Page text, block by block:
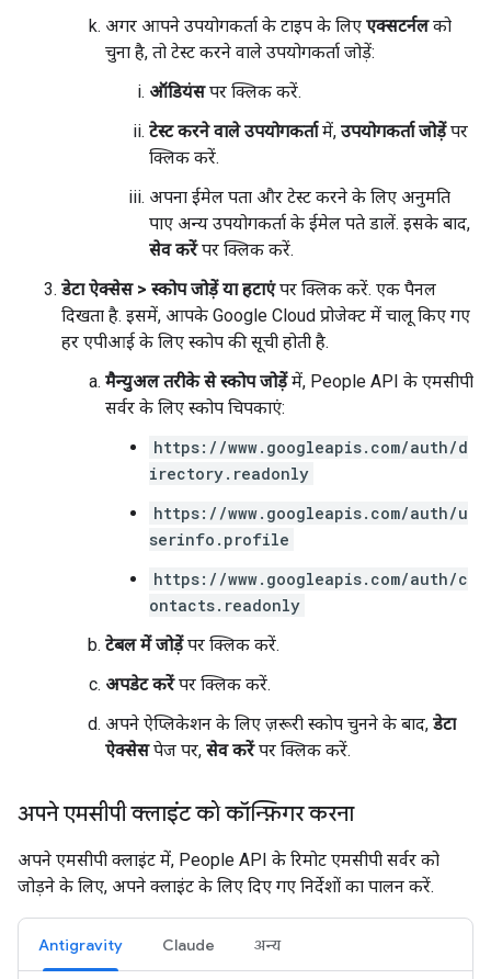
अगर आपने उपयोगकर्ता के टाइप के लिए एक्सटर्नलको
चुना है, तो टेस्ट करने वाले उपयोगकर्ता जोड़ें:
ऑडियंसपर क्लिक करें.
टेस्ट करने वाले उपयोगकर्तामें, उपयोगकर्ता जोड़ेंपर
क्लिक करें.
अपना ईमेल पता और टेस्ट करने के लिए अनुमति
पाए अन्य उपयोगकर्ता के ईमेल पते डालें. इसके बाद,
सेव करेंपर क्लिक करें.
डेटा ऐक्सेस > स्कोप जोड़ें या हटाएंपर क्लिक करें. एक पैनल
दिखता है. इसमें, आपके Google Cloud प्रोजेक्ट में चालू किए गए
हर एपीआई के लिए स्कोप की सूची होती है.
मैन्युअल तरीके से स्कोप जोड़ेंमें, People API के एमसीपी
सर्वर के लिए स्कोप चिपकाएं:
https://www.googleapis.com/auth/d
irectory.readonly
https://www.googleapis.com/auth/u
serinfo.profile
https://www.googleapis.com/auth/c
ontacts.readonly
टेबल में जोड़ेंपर क्लिक करें.
अपडेट करेंपर क्लिक करें.
अपने ऐप्लिकेशन के लिए ज़रूरी स्कोप चुनने के बाद, डेटा
ऐक्सेसपेज पर, सेव करेंपर क्लिक करें.
अपने एमसीपी क्लाइंट को कॉन्फ़िगर करना
अपने एमसीपी क्लाइंट में, People API के रिमोट एमसीपी सर्वर को
जोड़ने के लिए, अपने क्लाइंट के लिए दिए गए निर्देशों का पालन करें.
Antigravity Claude अन्य